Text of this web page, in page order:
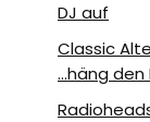
DJ auf
Classic
…häng den